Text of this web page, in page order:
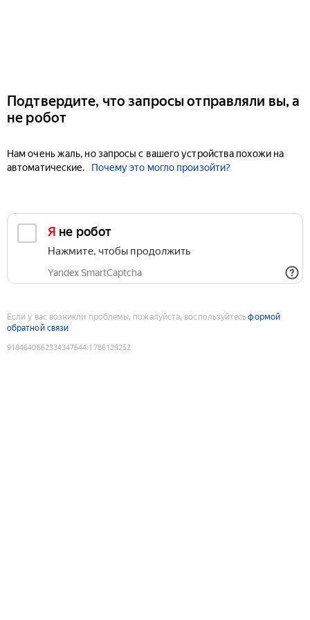
Подтвердите, что запросы отправляли вы, а
не робот
Нам очень жаль, но запросы с вашего устройства похожи на
автоматические.
Почему это могло произойти?
Я не робот
Нажмите, чтобы продолжить
Yandex SmartCaptcha
Если у вас возникли проблемы, пожалуйста, воспользуйтесьформой
обратной связи
9184640662334347644:1786129252